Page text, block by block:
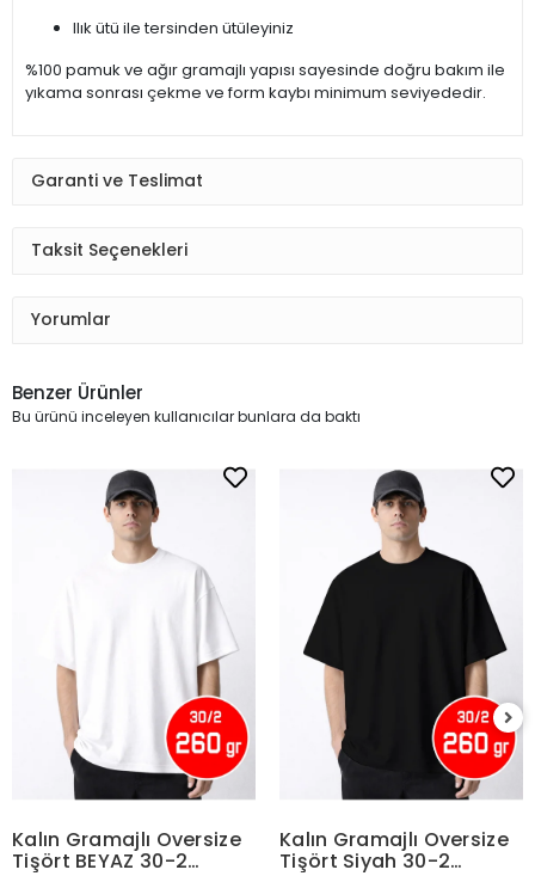
Ilık ütü ile tersinden ütüleyiniz
%100 pamuk ve ağır gramajlı yapısı sayesinde doğru bakım ile
yıkama sonrası çekme ve form kaybı minimum seviyededir.
Garanti ve Teslimat
Taksit Seçenekleri
Yorumlar
Benzer Ürünler
Bu ürünü inceleyen kullanıcılar bunlara da baktı
Kalın Gramajlı Oversize
Tişört BEYAZ 30-2
Kalın Gramajlı Oversize
Tişört Siyah 30-2